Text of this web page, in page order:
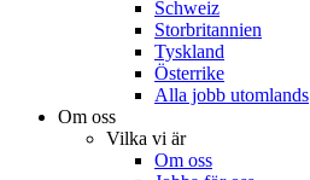
Schweiz
Storbritannien
Tyskland
Österrike
Alla jobb utomlands
Om oss
Vilka vi är
Om oss